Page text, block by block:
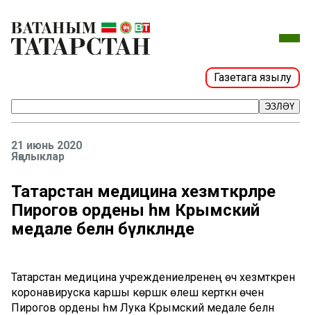
Газетага язылу
ЭЗЛӘҮ
21 июнь 2020
Яңалыклар
Татарстан медицина хезмәткәрләре
Пирогов ордены һәм Крымский
медале белән бүләкләнде
Татарстан медицина учреждениеләренең өч хезмәткәрен
коронавируска каршы көрәшкә өлеш керткән өчен
Пирогов ордены һәм Лука Крымский медале белән